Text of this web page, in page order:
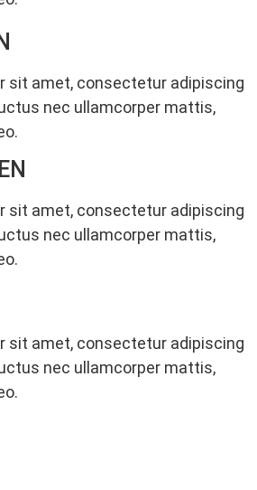
sit amet, consectetur adipiscing
nec ullamcorper mattis,
sit amet, consectetur adipiscing
nec ullamcorper mattis,
sit amet, consectetur adipiscing
nec ullamcorper mattis,